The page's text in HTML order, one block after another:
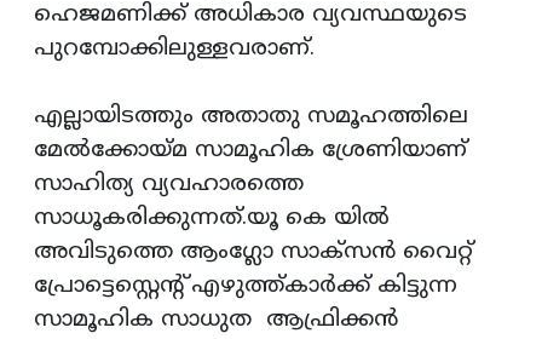
ഹെജമണിക്ക് അധികാര വ്യവസ്ഥയുടെ
പുറമ്പോക്കിലുള്ളവരാണ്.
എല്ലായിടത്തും അതാതു സമൂഹത്തിലെ
മേൽക്കോയ്മ സാമൂഹിക ശ്രേണിയാണ്
സാഹിത്യ വ്യവഹാരത്തെ
സാധൂകരിക്കുന്നത്.യൂ കെ യിൽ
അവിടുത്തെ ആംഗ്ലോ സാക്സൻ വൈറ്റ്
പ്രോട്ടെസ്റ്റെന്റ് എഴുത്ത്കാർക്ക് കിട്ടുന്ന
സാമൂഹിക സാധുത ആഫ്രിക്കൻ